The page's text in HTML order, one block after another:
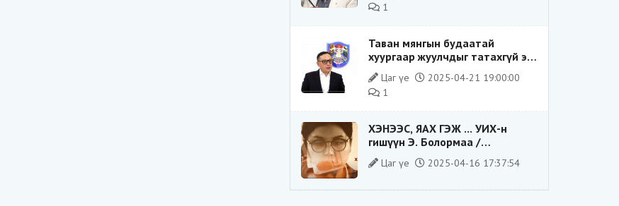
1
Таван мянгын будаатай
хуургаар жуулчдыг татахгүй ээ,
Д.Батсүх ээ
Цаг үе
2025-04-21 19:00:00
1
ХЭНЭЭС, ЯАХ ГЭЖ ... УИХ-н
гишүүн Э. Болормаа /
сонгуулийн ажилдаа гадаадын
компаниас хандив авсан уу/
Цаг үе 2025-04-16 17:37:54